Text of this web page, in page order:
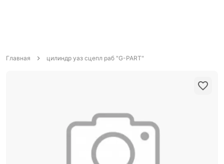
Главная цилиндр уаз сцепл раб "G-PART"